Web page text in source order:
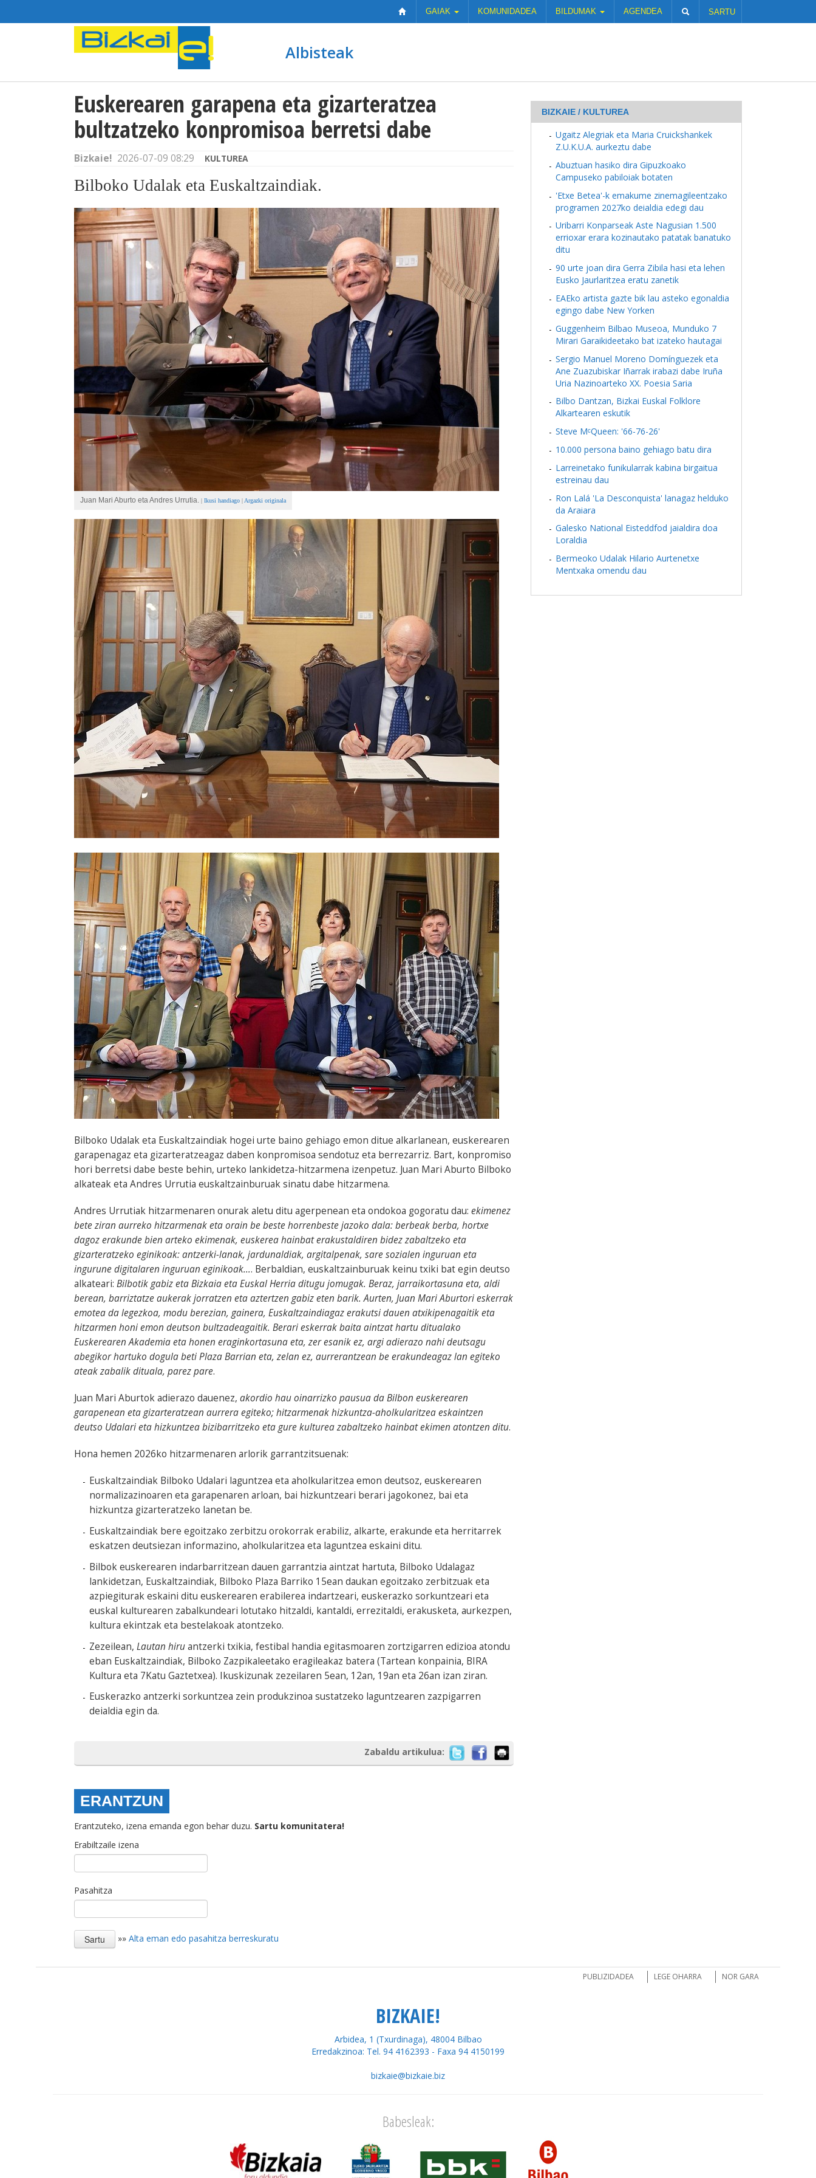
GAIAK KOMUNIDADEA BILDUMAK AGENDEA SARTU
Albisteak
Euskerearen garapena eta gizarteratzea
bultzatzeko konpromisoa berretsi dabe
Bizkaie! 2026-07-09 08:29 KULTUREA
Bilboko Udalak eta Euskaltzaindiak.
Juan Mari Aburto eta Andres Urrutia. | Ikusi handiago | Argazki originala
Bilboko Udalak eta Euskaltzaindiak hogei urte baino gehiago emon ditue alkarlanean, euskerearen
garapenagaz eta gizarteratzeagaz daben konpromisoa sendotuz eta berrezarriz. Bart, konpromiso
hori berretsi dabe beste behin, urteko lankidetza-hitzarmena izenpetuz. Juan Mari Aburto Bilboko
alkateak eta Andres Urrutia euskaltzainburuak sinatu dabe hitzarmena.
Andres Urrutiak hitzarmenaren onurak aletu ditu agerpenean eta ondokoa gogoratu dau: ekimenez
bete ziran aurreko hitzarmenak eta orain be beste horrenbeste jazoko dala: berbeak berba, hortxe
dagoz erakunde bien arteko ekimenak, euskerea hainbat erakustaldiren bidez zabaltzeko eta
gizarteratzeko eginikoak: antzerki-lanak, jardunaldiak, argitalpenak, sare sozialen inguruan eta
ingurune digitalaren inguruan eginikoak.... Berbaldian, euskaltzainburuak keinu txiki bat egin deutso
alkateari: Bilbotik gabiz eta Bizkaia eta Euskal Herria ditugu jomugak. Beraz, jarraikortasuna eta, aldi
berean, barriztatze aukerak jorratzen eta aztertzen gabiz eten barik. Aurten, Juan Mari Aburtori eskerrak
emotea da legezkoa, modu berezian, gainera, Euskaltzaindiagaz erakutsi dauen atxikipenagaitik eta
hitzarmen honi emon deutson bultzadeagaitik. Berari eskerrak baita aintzat hartu ditualako
Euskerearen Akademia eta honen eraginkortasuna eta, zer esanik ez, argi adierazo nahi deutsagu
abegikor hartuko dogula beti Plaza Barrian eta, zelan ez, aurrerantzean be erakundeagaz lan egiteko
ateak zabalik dituala, parez pare.
Juan Mari Aburtok adierazo dauenez, akordio hau oinarrizko pausua da Bilbon euskerearen
garapenean eta gizarteratzean aurrera egiteko; hitzarmenak hizkuntza-aholkularitzea eskaintzen
deutso Udalari eta hizkuntzea bizibarritzeko eta gure kulturea zabaltzeko hainbat ekimen atontzen ditu.
Hona hemen 2026ko hitzarmenaren arlorik garrantzitsuenak:
Euskaltzaindiak Bilboko Udalari laguntzea eta aholkularitzea emon deutsoz, euskerearen
normalizazinoaren eta garapenaren arloan, bai hizkuntzeari berari jagokonez, bai eta
hizkuntza gizarteratzeko lanetan be.
Euskaltzaindiak bere egoitzako zerbitzu orokorrak erabiliz, alkarte, erakunde eta herritarrek
eskatzen deutsiezan informazino, aholkularitzea eta laguntzea eskaini ditu.
Bilbok euskerearen indarbarritzean dauen garrantzia aintzat hartuta, Bilboko Udalagaz
lankidetzan, Euskaltzaindiak, Bilboko Plaza Barriko 15ean daukan egoitzako zerbitzuak eta
azpiegiturak eskaini ditu euskerearen erabilerea indartzeari, euskerazko sorkuntzeari eta
euskal kulturearen zabalkundeari lotutako hitzaldi, kantaldi, errezitaldi, erakusketa, aurkezpen,
kultura ekintzak eta bestelakoak atontzeko.
Zezeilean, Lautan hiruantzerki txikia, festibal handia egitasmoaren zortzigarren edizioa atondu
eban Euskaltzaindiak, Bilboko Zazpikaleetako eragileakaz batera (Tartean konpainia, BIRA
Kultura eta 7Katu Gaztetxea). Ikuskizunak zezeilaren 5ean, 12an, 19an eta 26an izan ziran.
Euskerazko antzerki sorkuntzea zein produkzinoa sustatzeko laguntzearen zazpigarren
deialdia egin da.
Zabaldu artikulua:
ERANTZUN
Erantzuteko, izena emanda egon behar duzu. Sartu komunitatera!
Erabiltzaile izena
Pasahitza
»» Alta eman edo pasahitza berreskuratu
BIZKAIE / KULTUREA
Ugaitz Alegriak eta Maria Cruickshankek
Z.U.K.U.A. aurkeztu dabe
Abuztuan hasiko dira Gipuzkoako
Campuseko pabiloiak botaten
'Etxe Betea'-k emakume zinemagileentzako
programen 2027ko deialdia edegi dau
Uribarri Konparseak Aste Nagusian 1.500
errioxar erara kozinautako patatak banatuko
ditu
90 urte joan dira Gerra Zibila hasi eta lehen
Eusko Jaurlaritzea eratu zanetik
EAEko artista gazte bik lau asteko egonaldia
egingo dabe New Yorken
Guggenheim Bilbao Museoa, Munduko 7
Mirari Garaikideetako bat izateko hautagai
Sergio Manuel Moreno Domínguezek eta
Ane Zuazubiskar Iñarrak irabazi dabe Iruña
Uria Nazinoarteko XX. Poesia Saria
Bilbo Dantzan, Bizkai Euskal Folklore
Alkartearen eskutik
Steve MᶜQueen: '66-76-26'
10.000 persona baino gehiago batu dira
Larreinetako funikularrak kabina birgaitua
estreinau dau
Ron Lalá 'La Desconquista' lanagaz helduko
da Araiara
Galesko National Eisteddfod jaialdira doa
Loraldia
Bermeoko Udalak Hilario Aurtenetxe
Mentxaka omendu dau
NOR GARA
LEGE OHARRA
PUBLIZIDADEA
BIZKAIE!
Arbidea, 1 (Txurdinaga), 48004 Bilbao
Erredakzinoa: Tel. 94 4162393 - Faxa 94 4150199
bizkaie@bizkaie.biz
Babesleak: